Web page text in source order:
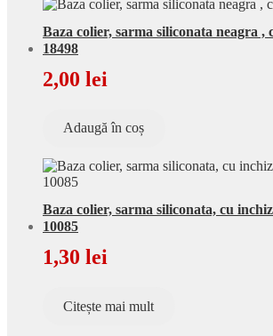
Baza colier, sarma siliconata neagra ,
18498
2,00 lei
Adaugă în coș
Baza colier, sarma siliconata, cu
10085
1,30 lei
Citește mai mult